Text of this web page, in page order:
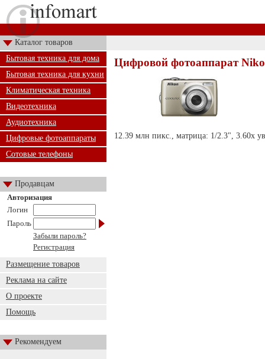
Каталог товаров
Бытовая техника для дома
Бытовая техника для кухни
Климатическая техника
Видеотехника
Аудиотехника
Цифровые фотоаппараты
Сотовые телефоны
Продавцам
Авторизация
Логин
Пароль
Забыли пароль?
Регистрация
Размещение товаров
Реклама на сайте
О проекте
Помощь
Рекомендуем
Цифровой фотоаппарат
12.39 млн пикс., матрица: 1/2.3", 3.60х